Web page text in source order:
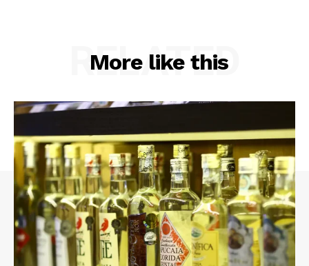
More like this
RELATED